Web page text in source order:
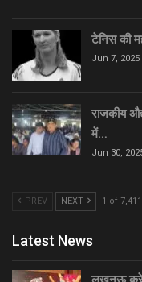
टेनिस की
Jun 7, 2025
राजकीय
में…
Jun 30,
PREV NEXT 1 of 7,411
Latest News